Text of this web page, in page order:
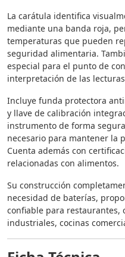
La carátula identifica
mediante una banda roja,
temperaturas que pueden
seguridad alimentaria.
especial para el punto de
interpretación de las
Incluye funda protectora
y llave de calibración
instrumento de forma
necesario para mantener la
Cuenta además con
relacionadas con alimentos.
Su construcción
necesidad de baterías,
confiable para restaurantes,
industriales, cocinas